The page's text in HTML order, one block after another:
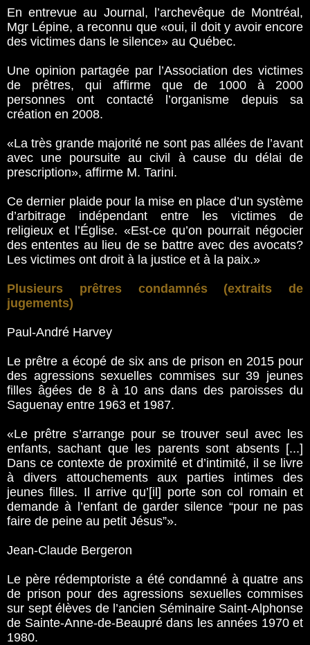
En entrevue au Journal, l’archevêque de Montréal,
Mgr Lépine, a reconnu que «oui, il doit y avoir encore
des victimes dans le silence» au Québec.
Une opinion partagée par l’Association des victimes
de prêtres, qui affirme que de 1000 à 2000
personnes ont contacté l’organisme depuis sa
création en 2008.
«La très grande majorité ne sont pas allées de l’avant
avec une poursuite au civil à cause du délai de
prescription», affirme M. Tarini.
Ce dernier plaide pour la mise en place d’un système
d’arbitrage indépendant entre les victimes de
religieux et l’Église. «Est-ce qu’on pourrait négocier
des ententes au lieu de se battre avec des avocats?
Les victimes ont droit à la justice et à la paix.»
Plusieurs prêtres condamnés (extraits de
jugements)
Paul-André Harvey
Le prêtre a écopé de six ans de prison en 2015 pour
des agressions sexuelles commises sur 39 jeunes
filles âgées de 8 à 10 ans dans des paroisses du
Saguenay entre 1963 et 1987.
«Le prêtre s’arrange pour se trouver seul avec les
enfants, sachant que les parents sont absents [...]
Dans ce contexte de proximité et d’intimité, il se livre
à divers attouchements aux parties intimes des
jeunes filles. Il arrive qu’[il] porte son col romain et
demande à l’enfant de garder silence “pour ne pas
faire de peine au petit Jésus”».­
Jean-Claude Bergeron
Le père rédemptoriste a été condamné à quatre ans
de prison pour des agressions sexuelles commises
sur sept élèves de l’ancien Séminaire Saint-Alphonse
de Sainte-Anne-de-Beaupré dans les années 1970 et
1980.